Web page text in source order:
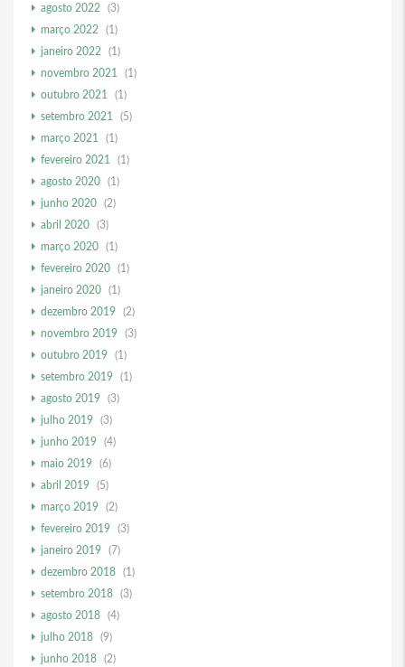
agosto 2022
(3)
março 2022
(1)
janeiro 2022
(1)
novembro 2021
(1)
outubro 2021
(1)
setembro 2021
(5)
março 2021
(1)
fevereiro 2021
(1)
agosto 2020
(1)
junho 2020
(2)
abril 2020
(3)
março 2020
(1)
fevereiro 2020
(1)
janeiro 2020
(1)
dezembro 2019
(2)
novembro 2019
(3)
outubro 2019
(1)
setembro 2019
(1)
agosto 2019
(3)
julho 2019
(3)
junho 2019
(4)
maio 2019
(6)
abril 2019
(5)
março 2019
(2)
fevereiro 2019
(3)
janeiro 2019
(7)
dezembro 2018
(1)
setembro 2018
(3)
agosto 2018
(4)
julho 2018
(9)
junho 2018
(2)